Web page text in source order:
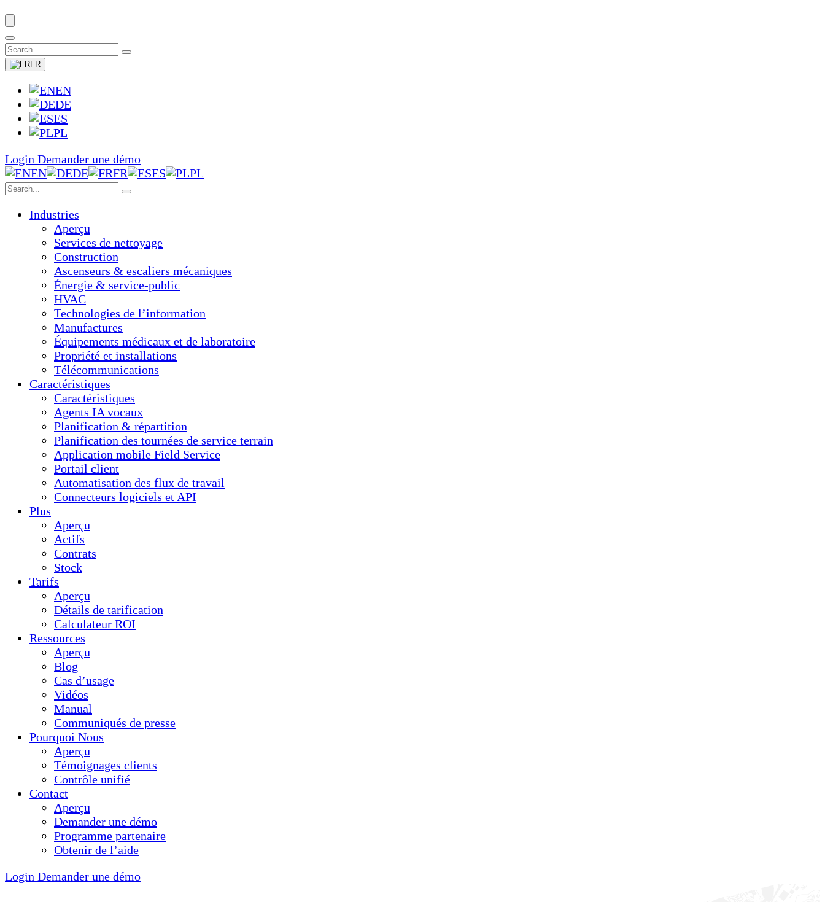
FR
EN
DE
ES
PL
Login Demander une démo
EN
DE FR ES PL
Industries
Aperçu
Services de nettoyage
Construction
Ascenseurs & escaliers mécaniques
Énergie & service-public
HVAC
Technologies de l’information
Manufactures
Équipements médicaux et de laboratoire
Propriété et installations
Télécommunications
Caractéristiques
Caractéristiques
Agents IA vocaux
Planification & répartition
Planification des tournées de service terrain
Application mobile Field Service
Portail client
Automatisation des flux de travail
Connecteurs logiciels et API
Plus
Aperçu
Actifs
Contrats
Stock
Tarifs
Aperçu
Détails de tarification
Calculateur ROI
Ressources
Aperçu
Blog
Cas d’usage
Vidéos
Manual
Communiqués de presse
Pourquoi Nous
Aperçu
Témoignages clients
Contrôle unifié
Contact
Aperçu
Demander une démo
Programme partenaire
Obtenir de l’aide
Login Demander une démo